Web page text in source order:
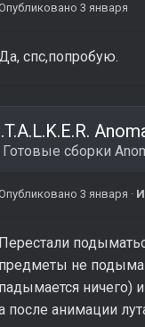
3 января
спс,попробую.
Готовые сборки
3 января ·
не
ничего)
после анимации